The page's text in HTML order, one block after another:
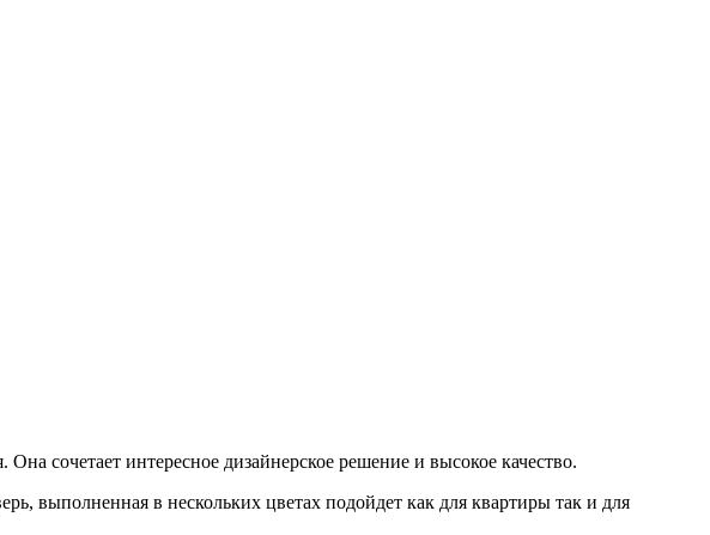
сочетает интересное дизайнерское решение и высокое качество.
выполненная в нескольких цветах подойдет как для квартиры так и для